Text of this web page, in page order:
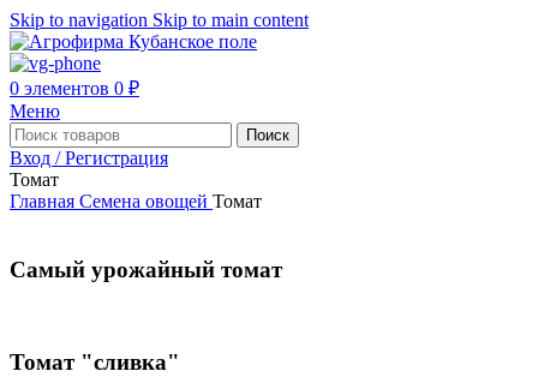
Skip to navigation Skip to main content
0 элементов 0 ₽
Меню
Поиск
Вход / Регистрация
Томат
Главная Семена овощей Томат
Самый урожайный томат
Томат "сливка"